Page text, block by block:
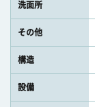
洗面所
その他
構造
設備